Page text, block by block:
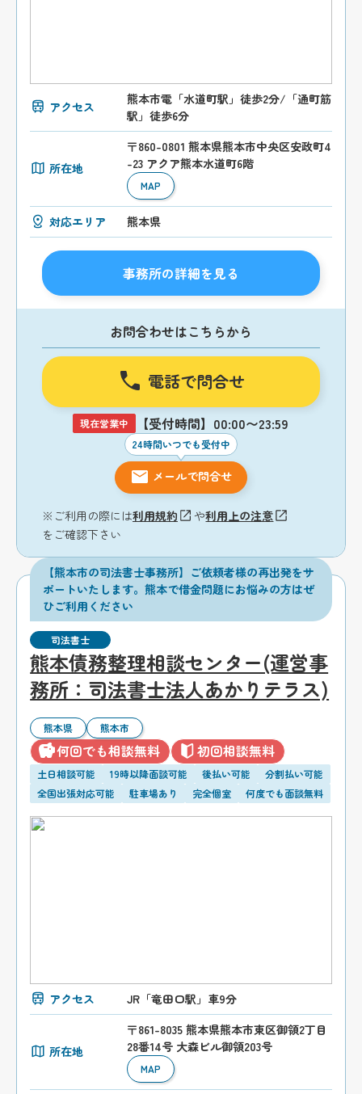
アクセス
熊本市電「水道町駅」徒歩2分/「通町筋
駅」徒歩6分
所在地
〒860-0801 熊本県熊本市中央区安政町4
-23 アクア熊本水道町6階
MAP
対応エリア 熊本県
事務所の詳細を見る
お問合わせはこちらから
電話で問合せ
現在営業中 【受付時間】00:00〜23:59
24時間いつでも受付中
メールで問合せ
※ご利用の際には利用規約 や利用上の注意
をご確認下さい
【熊本市の司法書士事務所】ご依頼者様の再出発をサ
ポートいたします。熊本で借金問題にお悩みの方はぜ
ひご利用ください
司法書士
熊本債務整理相談センター(運営事
務所：司法書士法人あかりテラス)
熊本県 熊本市
何回でも相談無料 初回相談無料
土日相談可能 19時以降面談可能 後払い可能
分割払い可能
全国出張対応可能
駐車場あり 完全個室 何度でも面談無料
アクセス JR「竜田口駅」車9分
所在地
〒861-8035 熊本県熊本市東区御領2丁目
28番14号 大森ビル御領203号
MAP